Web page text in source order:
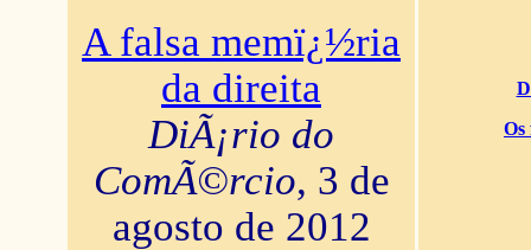
A falsa memï¿½ria
da direita
DiÃ¡rio do
ComÃ©rcio, 3 de
agosto de 2012
Os